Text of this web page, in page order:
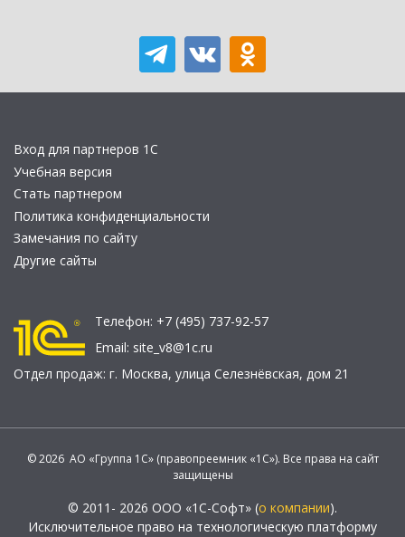
Вход для партнеров 1С
Учебная версия
Стать партнером
Политика конфиденциальности
Замечания по сайту
Другие сайты
Телефон: +7 (495) 737-92-57
Email: site_v8@1c.ru
Отдел продаж: г. Москва, улица Селезнёвская, дом 21
© 2026 АО «Группа 1С» (правопреемник «1С»). Все права на сайт
защищены
© 2011- 2026 ООО «1С-Софт» (о компании).
Исключительное право на технологическую платформу